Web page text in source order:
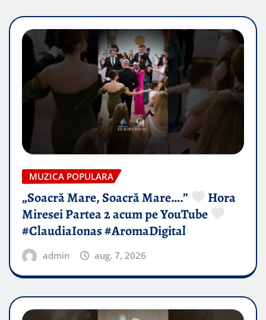
MUZICA POPULARA
„Soacră Mare, Soacră Mare….”
Hora
Miresei Partea 2 acum pe YouTube
#ClaudiaIonas #AromaDigital
admin aug. 7, 2026